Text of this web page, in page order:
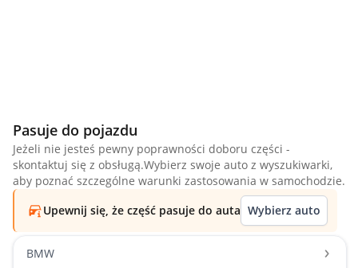
Pasuje do pojazdu
Jeżeli nie jesteś pewny poprawności doboru części -
skontaktuj się z obsługą.Wybierz swoje auto z wyszukiwarki,
aby poznać szczególne warunki zastosowania w samochodzie.
Upewnij się, że część pasuje do auta Wybierz auto
BMW